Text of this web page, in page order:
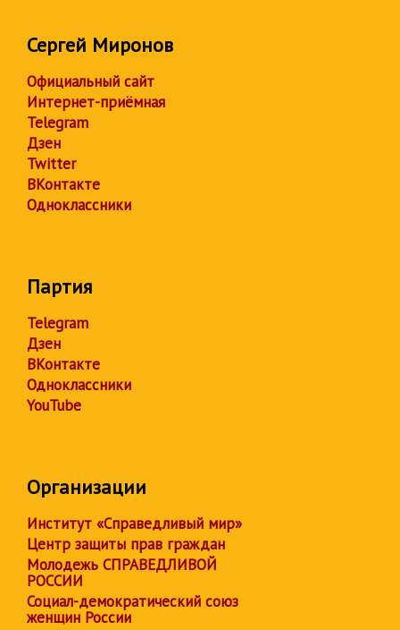
Сергей Миронов
Официальный сайт
Интернет-приёмная
Telegram
Дзен
Twitter
ВКонтакте
Одноклассники
Партия
Telegram
Дзен
ВКонтакте
Одноклассники
YouTube
Организации
Институт «Справедливый мир»
Центр защиты прав граждан
Молодежь СПРАВЕДЛИВОЙ
РОССИИ
Социал-демократический союз
женщин России